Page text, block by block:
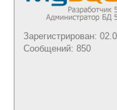
Зарегистрирован:
Сообщений: 850